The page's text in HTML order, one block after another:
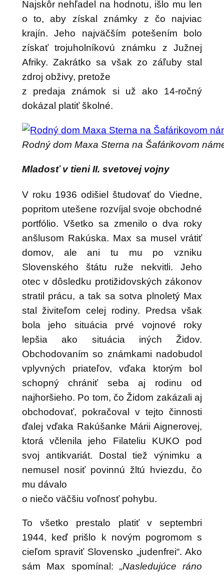
Najskôr nehľadel na hodnotu, išlo mu len
o to, aby získal známky z čo najviac
krajín. Jeho najväčším potešením bolo
získať trojuholníkovú známku z Južnej
Afriky. Zakrátko sa však zo záľuby stal
zdroj obživy, pretože
z predaja známok si už ako 14-ročný
dokázal platiť školné.
Rodný dom Maxa Sterna na Šafárikovom
Mladosť v tieni II. svetovej vojny
V roku 1936 odišiel študovať do Viedne,
popritom utešene rozvíjal svoje obchodné
portfólio. Všetko sa zmenilo o dva roky
anšlusom Rakúska. Max sa musel vrátiť
domov, ale ani tu mu po vzniku
Slovenského štátu ruže nekvitli. Jeho
otec v dôsledku protižidovských zákonov
stratil prácu, a tak sa sotva plnoletý Max
stal živiteľom celej rodiny. Predsa však
bola jeho situácia prvé vojnové roky
lepšia ako situácia iných Židov.
Obchodovaním so známkami nadobudol
vplyvných priateľov, vďaka ktorým bol
schopný chrániť seba aj rodinu od
najhoršieho. Po tom, čo Židom zakázali aj
obchodovať, pokračoval v tejto činnosti
ďalej vďaka Rakúšanke Márii Aignerovej,
ktorá včlenila jeho Filateliu KUKO pod
svoj antikvariát. Dostal tiež výnimku a
nemusel nosiť povinnú žltú hviezdu, čo
mu dávalo
o niečo väčšiu voľnosť pohybu.
To všetko prestalo platiť v septembri
1944, keď prišlo k novým pogromom s
cieľom spraviť Slovensko „judenfrei“. Ako
sám Max spomínal: „Nasledujúce ráno